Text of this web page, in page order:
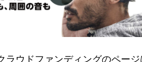
ラウドファンディングのページ